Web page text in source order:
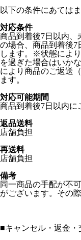
以下の条件にあては
対応条件
商品到着後7日以内、
の場合、商品到着後7
します。※状態によ
を過ぎた場合はいか
により商品のご返送
ます。
対応可能期間
商品到着後7日以内に
返品送料
店舗負担
再送料
店舗負担
備考
同一商品の手配が不
がございます。その
■キャンセル・返金・